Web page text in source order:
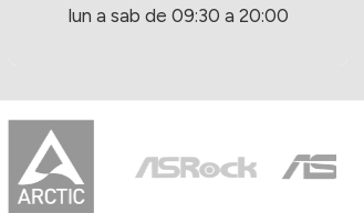
lun a sab de 09:30 a 20:00